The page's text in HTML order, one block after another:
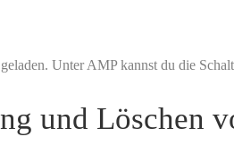
Unter AMP kannst du die
und Löschen